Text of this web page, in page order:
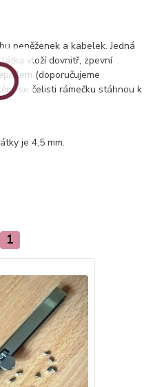
peněženek a kabelek. Jedná
vloží dovnitř, zpevní
(doporučujeme
se čelisti rámečku stáhnou k
je 4,5 mm.
1